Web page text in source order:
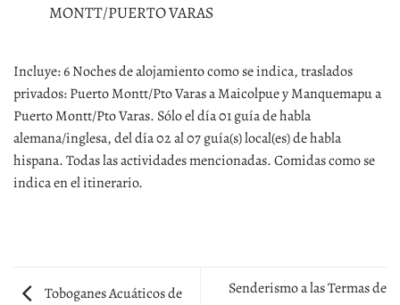
MONTT/PUERTO VARAS
Incluye: 6 Noches de alojamiento como se indica, traslados
privados: Puerto Montt/Pto Varas a Maicolpue y Manquemapu a
Puerto Montt/Pto Varas. Sólo el día 01 guía de habla
alemana/inglesa, del día 02 al 07 guía(s) local(es) de habla
hispana. Todas las actividades mencionadas. Comidas como se
indica en el itinerario.
Toboganes Acuáticos de
Senderismo a las Termas de